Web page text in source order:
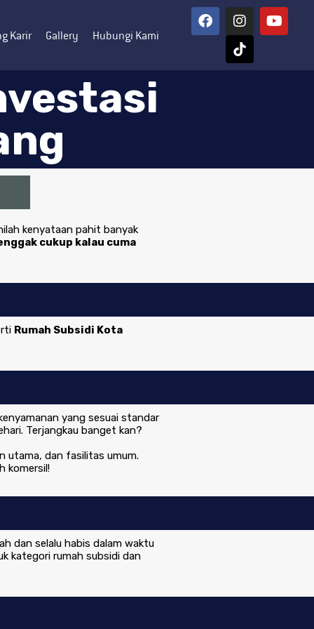
Karir Gallery Hubungi Kami
kenyataan pahit banyak
cukup kalau cuma
Rumah Subsidi Kota
yang sesuai standar
Terjangkau banget kan?
utama, dan fasilitas umum.
komersil!
dan selalu habis dalam waktu
kategori rumah subsidi dan